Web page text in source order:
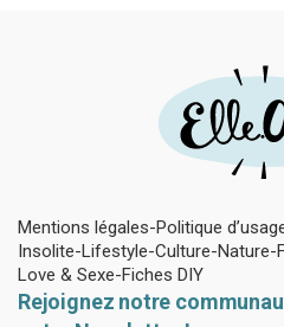
Mentions légales Politique
Insolite Lifestyle Culture Nature
Love & Sexe Fiches DIY
Rejoignez notre